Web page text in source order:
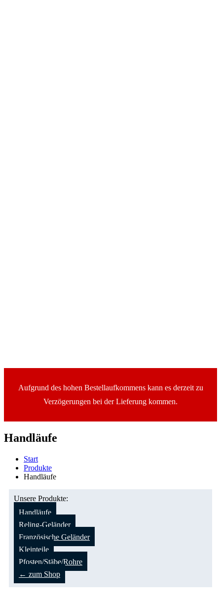
Aufgrund des hohen Bestellaufkommens kann es derzeit zu
Verzögerungen bei der Lieferung kommen.
Handläufe
Start
Produkte
Handläufe
Unsere Produkte:
Handläufe
Reling-Geländer
Französische Geländer
Kleinteile
Pfosten/Stäbe/Rohre
← zum Shop